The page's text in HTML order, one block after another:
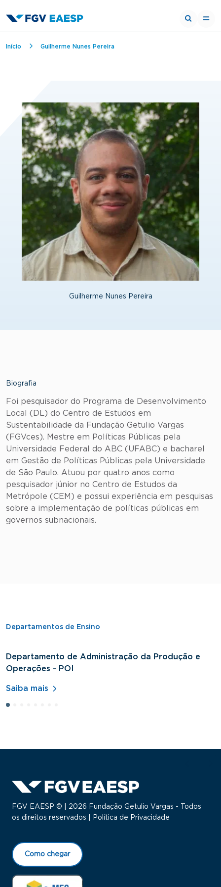
Trilha de navegação
Início Guilherme Nunes Pereira
Guilherme Nunes Pereira
Biografia
Foi pesquisador do Programa de Desenvolvimento
Local (DL) do Centro de Estudos em
Sustentabilidade da Fundação Getulio Vargas
(FGVces). Mestre em Políticas Públicas pela
Universidade Federal do ABC (UFABC) e bacharel
em Gestão de Políticas Públicas pela Universidade
de São Paulo. Atuou por quatro anos como
pesquisador júnior no Centro de Estudos da
Metrópole (CEM) e possui experiência em pesquisas
sobre a implementação de políticas públicas em
governos subnacionais.
Departamentos de Ensino
Departamento de Administração da Produção e
Operações - POI
Saiba mais
FGV EAESP © | 2026 Fundação Getulio Vargas - Todos
os direitos reservados |
Política de Privacidade
Como chegar